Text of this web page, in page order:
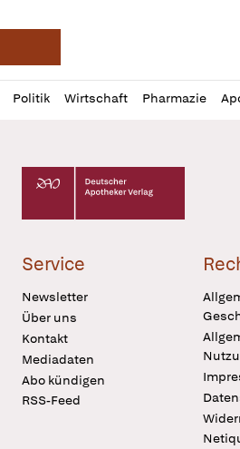
Deutsche Apotheker
Politik Wirtschaft Pharmazie
Profil
öffnen
Daz
Pur
Deutscher Apotheker Verlag Logo
Service
Newsletter
Über uns
Kontakt
Mediadaten
Abo kündigen
RSS-Feed